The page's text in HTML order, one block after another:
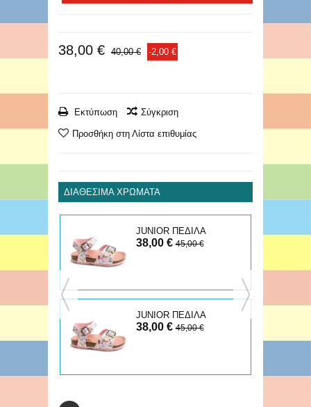
38,00 € 40,00 € -2,00 €
Εκτύπωση Σύγκριση
Προσθήκη στη Λίστα επιθυμίας
ΔΙΑΘΈΣΙΜΑ ΧΡΏΜΑΤΑ
JUNIOR ΠΕΔΙΛΑ
38,00 €45,00 €
JUNIOR ΠΕΔΙΛΑ
38,00 €45,00 €